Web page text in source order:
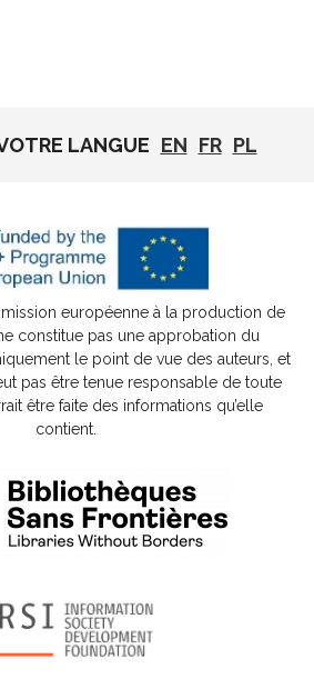
LANGUE EN FR PL
européenne à la production de
constitue pas une approbation du
le point de vue des auteurs, et
pas être tenue responsable de toute
être faite des informations qu’elle
contient.